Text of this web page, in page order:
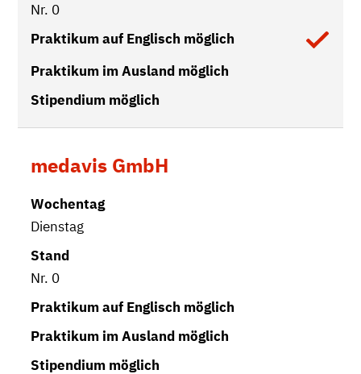
Nr. 0
Vorhanden
medavis GmbH
Dienstag
Nr. 0